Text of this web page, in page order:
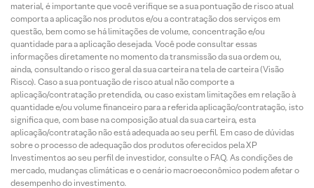
material, é importante que você verifique se a sua pontuação de risco atual
comporta a aplicação nos produtos e/ou a contratação dos serviços em
questão, bem como se há limitações de volume, concentração e/ou
quantidade para a aplicação desejada. Você pode consultar essas
informações diretamente no momento da transmissão da sua ordem ou,
ainda, consultando o risco geral da sua carteira na tela de carteira (Visão
Risco). Caso a sua pontuação de risco atual não comporte a
aplicação/contratação pretendida, ou caso existam limitações em relação à
quantidade e/ou volume financeiro para a referida aplicação/contratação, isto
significa que, com base na composição atual da sua carteira, esta
aplicação/contratação não está adequada ao seu perfil. Em caso de dúvidas
sobre o processo de adequação dos produtos oferecidos pela XP
Investimentos ao seu perfil de investidor, consulte o FAQ. As condições de
mercado, mudanças climáticas e o cenário macroeconômico podem afetar o
desempenho do investimento.